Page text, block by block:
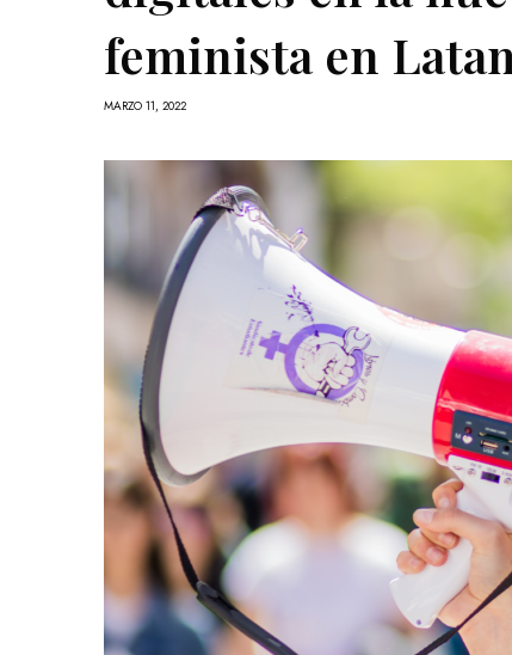
feminista en
MARZO 11, 2022